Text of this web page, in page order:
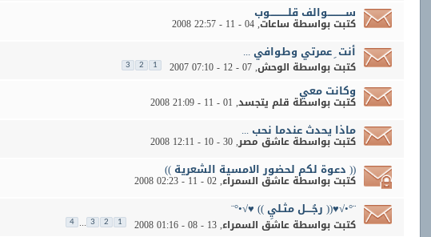
ســـــــــــوالف قلـــــــــــوب
كتبت بواسطة ساعات‏, 04 - 11 - 2008 22:57
أنت ِ عمرتي وطوافي ...
كتبت بواسطة الوحش‏, 07 - 12 - 2007 07:10
1
2
3
وكانت معي
كتبت بواسطة قلم يتجسد‏, 01 - 11 - 2008 21:09
ماذا يحدث عندما نحب ...
كتبت بواسطةعاشق مصر‏, 30 - 10 - 2008 12:11
(( دعوة لكم لحضور الامسية الشعرية ))
كتبت بواسطةعاشق السمراء‏, 02 - 11 - 2008 02:23
¨°•√♥(( رجُــــل مثـليِ )) ♥√•°¨
كتبت بواسطةعاشق السمراء‏, 13 - 08 - 2008 01:16
1
2
3
...
4